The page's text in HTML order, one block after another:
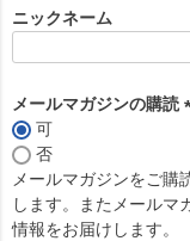
)
ニックネーム
メールマガジンの購読
)
可
否
メールマガジンをご購
します。またメールマ
情報をお届けします。